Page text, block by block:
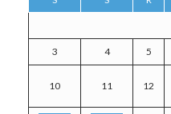
3 4 5
10 11 12